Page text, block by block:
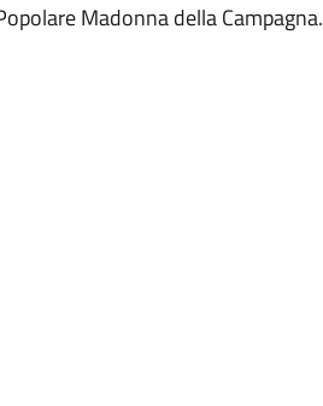
Madonna della Campagna.